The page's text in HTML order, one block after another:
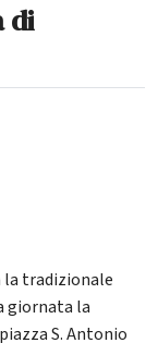
di
la tradizionale
giornata la
S. Antonio